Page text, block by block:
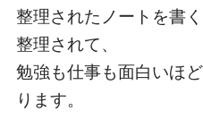
整理されたノートを書
整理されて、
勉強も仕事も面白いほ
ります。